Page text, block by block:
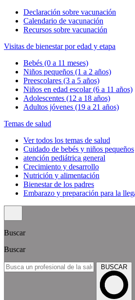
Declaración sobre vacunación
Calendario de vacunación
Recursos sobre vacunación
Visitas de bienestar por edad y etapa
Bebés (0 a 11 meses)
Niños pequeños (1 a 2 años)
Preescolares (3 a 5 años)
Niños en edad escolar (6 a 11 años)
Adolescentes (12 a 18 años)
Adultos jóvenes (19 a 21 años)
Temas de salud
Ver todos los temas de salud
Cuidado de bebés y niños pequeños
atención pediátrica general
Crecimiento y desarrollo
Nutrición y alimentación
Bienestar de los padres
Embarazo y preparación para la
Buscar
Buscar
BUSCAR